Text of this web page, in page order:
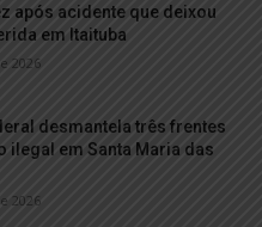
após acidente que deixou
em Itaituba
2026
desmantela três frentes
ilegal em Santa Maria das
2026